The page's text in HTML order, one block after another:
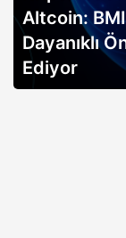
Altcoin:
Dayanıklı
Ediyor